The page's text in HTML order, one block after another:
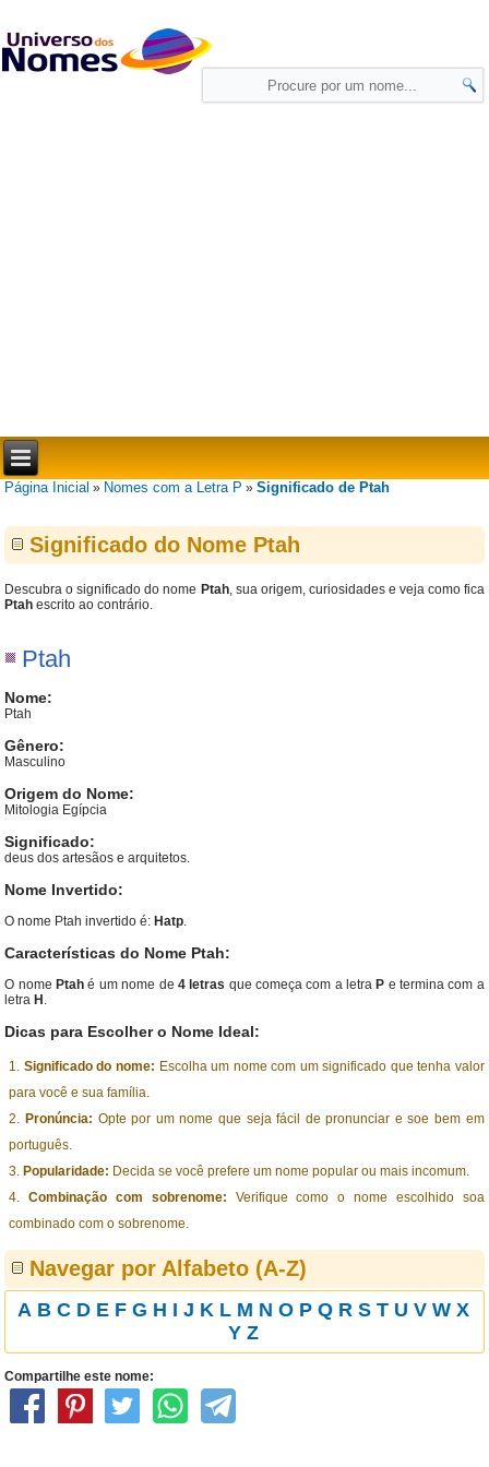
Página Inicial » Nomes com a Letra P »Significado de Ptah
Significado do Nome Ptah
Descubra o significado do nome Ptah, sua origem, curiosidades e veja como fica
Ptah escrito ao contrário.
Ptah
Nome:
Ptah
Gênero:
Masculino
Origem do Nome:
Mitologia Egípcia
Significado:
deus dos artesãos e arquitetos.
Nome Invertido:
O nome Ptah invertido é: Hatp.
Características do Nome Ptah:
O nome Ptah é um nome de 4 letras que começa com a letra P e termina com a
letra H .
Dicas para Escolher o Nome Ideal:
Significado do nome: Escolha um nome com um significado que tenha valor
para você e sua família.
Pronúncia: Opte por um nome que seja fácil de pronunciar e soe bem em
português.
Popularidade: Decida se você prefere um nome popular ou mais incomum.
Combinação com sobrenome: Verifique como o nome escolhido soa
combinado com o sobrenome.
Navegar por Alfabeto (A-Z)
A B C D E F G H I J K L M N O P Q R S T U V W X
Y Z
Compartilhe este nome: